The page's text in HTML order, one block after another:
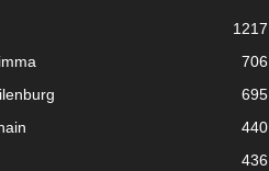
1217
706
695
440
436